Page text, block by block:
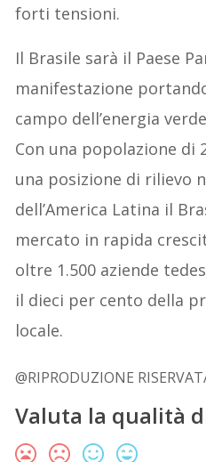
forti tensioni.
Il Brasile sarà il Paese
manifestazione
campo dell’energia
Con una popolazione
una posizione di rilievo
dell’America Latina il
mercato in rapida
oltre 1.500 aziende
il dieci per cento della
locale.
@RIPRODUZIONE
Valuta la qualità